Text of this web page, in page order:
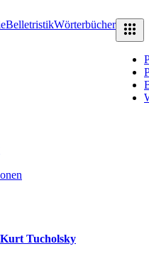
BelletristikWörterbücher
Kurt Tucholsky